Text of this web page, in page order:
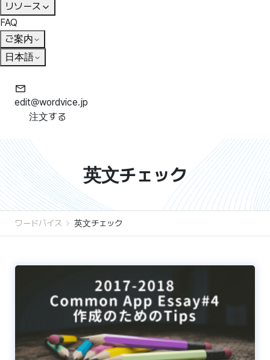
リソース
FAQ
ご案内
日本語
edit@wordvice.jp
注文する
英文チェック
ワードバイス 英文チェック